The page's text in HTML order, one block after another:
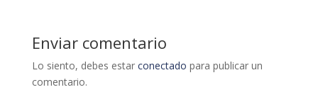
Enviar comentario
Lo siento, debes estar conectado para publicar un
comentario.